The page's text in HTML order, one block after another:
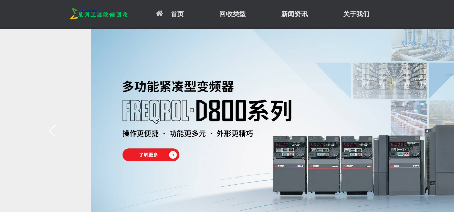
首页 回收类型 新闻资讯 关于我们